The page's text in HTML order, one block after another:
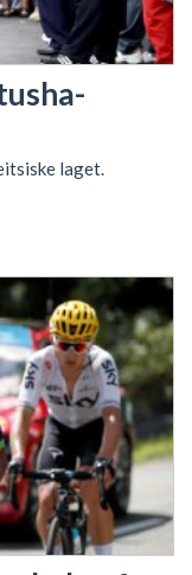
laget.